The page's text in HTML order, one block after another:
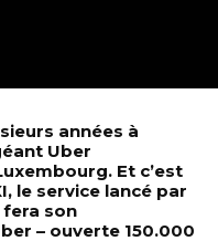
années à
Uber
Et c’est
le service lancé par
fera son
– ouverte 150.000